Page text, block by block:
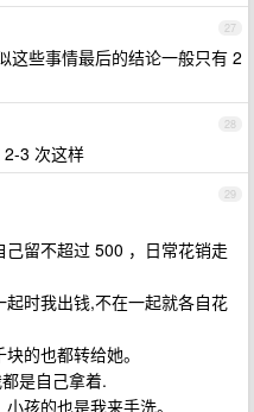
27
这些事情最后的结论一般只有 2
28
3 次这样
29
留不超过 500 ，日常花销走
时我出钱,不在一起就各自花
的也都转给她。
是自己拿着.
孩的也是我来手洗。